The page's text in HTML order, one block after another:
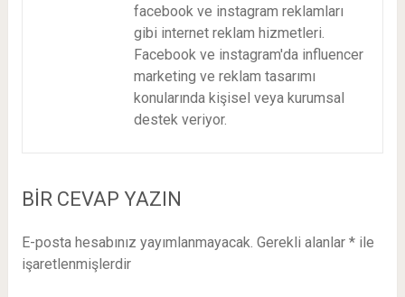
facebook ve instagram reklamları
gibi internet reklam hizmetleri.
Facebook ve instagram'da influencer
marketing ve reklam tasarımı
konularında kişisel veya kurumsal
destek veriyor.
BIR CEVAP YAZIN
E-posta hesabınız yayımlanmayacak. Gerekli alanlar *ile
işaretlenmişlerdir